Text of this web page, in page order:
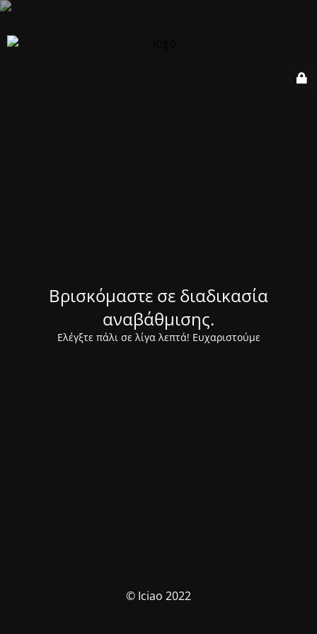
Βρισκόμαστε σε διαδικασία
αναβάθμισης.
Ελέγξτε πάλι σε λίγα λεπτά! Ευχαριστούμε
© Iciao 2022